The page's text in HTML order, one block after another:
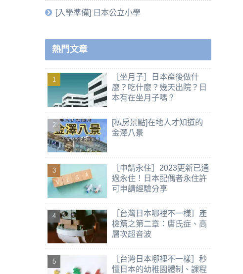
[入學準備] 日本公立小學
熱門文章
［坐月子］日本產後做什
麼？吃什麼？幾天出院？日
本有在坐月子嗎？
[私房景點]在地人才知道的
金澤八景
［申請永住］2023更新已通
過永住！日本配偶者永住許
可申請經驗分享
［台灣日本哪裡不一樣］產
檢篇之第二章：唐氏症、高
層次超音波
［台灣日本哪裡不一樣］秒
懂日本的幼稚園體制、課程